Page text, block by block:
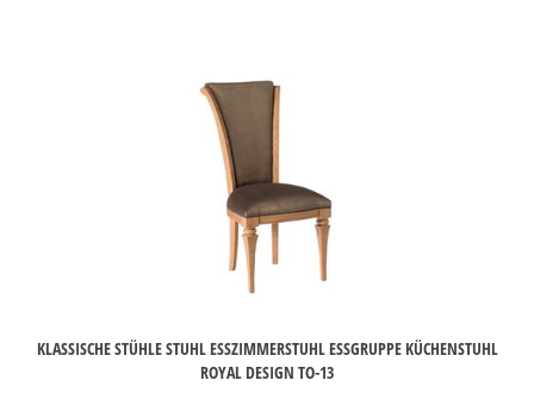
KLASSISCHE STÜHLE STUHL ESSZIMMERSTUHL ESSGRUPPE KÜCHENSTUHL
ROYAL DESIGN TO-13